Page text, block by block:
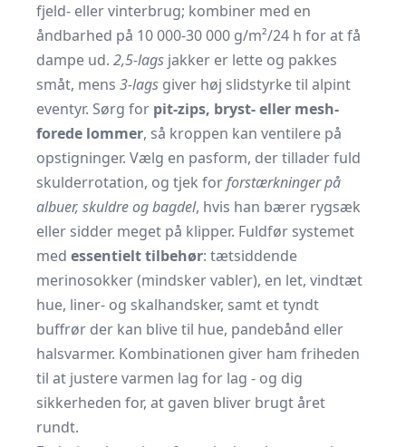
fjeld- eller vinterbrug; kombiner med en
åndbarhed på 10 000-30 000 g/m²/24 h for at få
dampe ud. 2,5-lags jakker er lette og pakkes
småt, mens 3-lags giver høj slidstyrke til alpint
eventyr. Sørg for pit-zips, bryst- eller mesh-
forede lommer, så kroppen kan ventilere på
opstigninger. Vælg en pasform, der tillader fuld
skulderrotation, og tjek forforstærkninger på
albuer, skuldre og bagdel, hvis han bærer rygsæk
eller sidder meget på klipper. Fuldfør systemet
med essentielt tilbehør: tætsiddende
merinosokker (mindsker vabler), en let, vindtæt
hue, liner- og skalhandsker, samt et tyndt
buffrør der kan blive til hue, pandebånd eller
halsvarmer. Kombinationen giver ham friheden
til at justere varmen lag for lag - og dig
sikkerheden for, at gaven bliver brugt året
rundt.